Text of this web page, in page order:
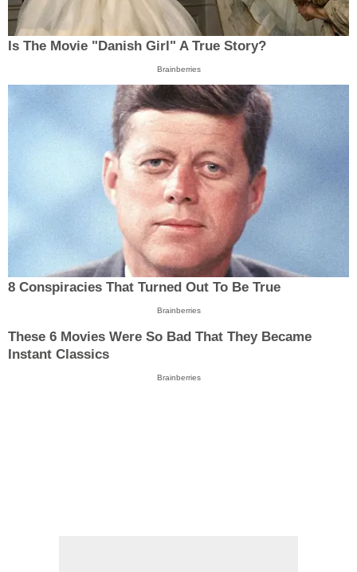
Is The Movie "Danish Girl" A True Story?
Brainberries
8 Conspiracies That Turned Out To Be True
Brainberries
These 6 Movies Were So Bad That They Became
Instant Classics
Brainberries